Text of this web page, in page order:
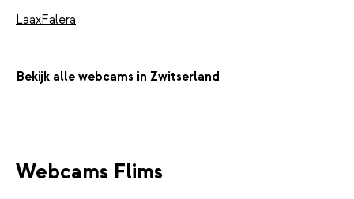
LaaxFalera
Bekijk alle webcams in Zwitserland
Webcams Flims